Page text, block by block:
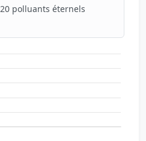
polluants éternels